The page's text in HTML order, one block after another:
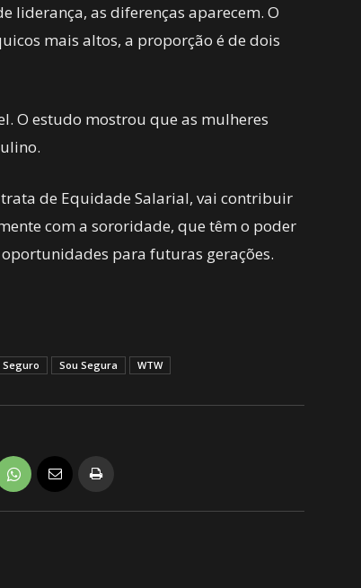
liderança, as diferenças aparecem. O
mais altos, a proporção é de dois
O estudo mostrou que as mulheres
de Equidade Salarial, vai contribuir
com a sororidade, que têm o poder
para futuras gerações.
Sou Segura WTW